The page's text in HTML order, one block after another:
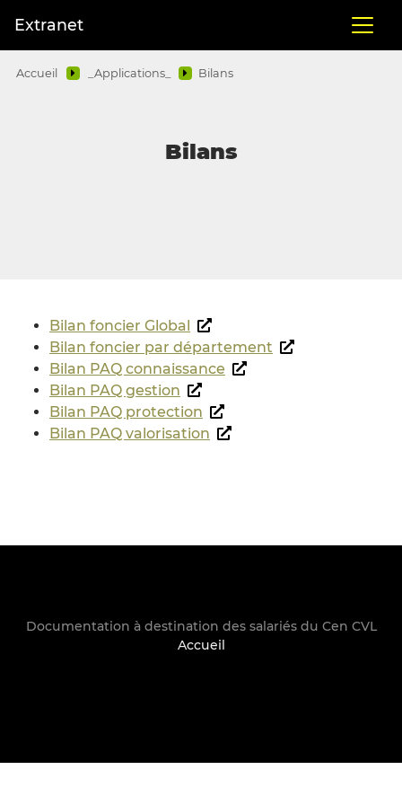
Extranet
Accueil _Applications_ Bilans
Bilans
Bilan foncier Global
Bilan foncier par département
Bilan PAQ connaissance
Bilan PAQ gestion
Bilan PAQ protection
Bilan PAQ valorisation
Documentation à destination des salariés du Cen CVL
Accueil